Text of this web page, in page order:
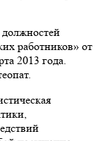
работников» от
2013 года.